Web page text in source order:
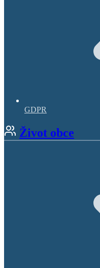
GDPR
Život obce